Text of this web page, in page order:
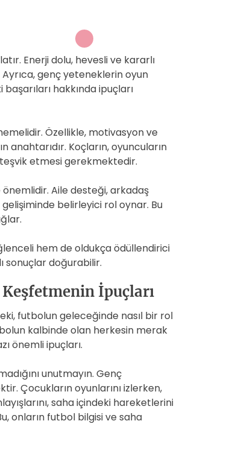
Enerji dolu, hevesli ve kararlı
genç yeteneklerin oyun
hakkında ipuçları
Özellikle, motivasyon ve
anahtarıdır. Koçların, oyuncuların
etmesi gerekmektedir.
önemlidir. Aile desteği, arkadaş
belirleyici rol oynar. Bu
hem de oldukça ödüllendirici
sonuçlar doğurabilir.
İpuçları
futbolun geleceğinde nasıl bir rol
kalbinde olan herkesin merak
önemli ipuçları.
unutmayın. Genç
Çocukların oyunlarını izlerken,
saha içindeki hareketlerini
onların futbol bilgisi ve saha